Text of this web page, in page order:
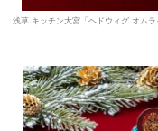
浅草 キッチン大宮「ヘドウィグ オム